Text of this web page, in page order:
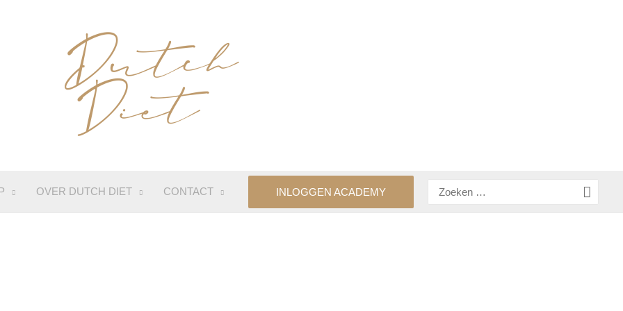
OVER DUTCH DIET CONTACT INLOGGEN ACADEMY
naar: